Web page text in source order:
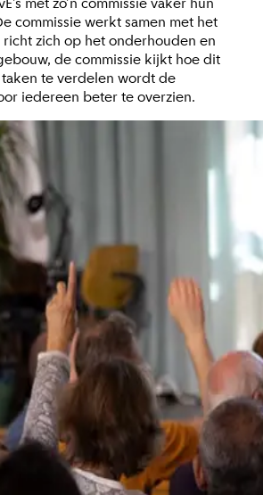
commissie werkt samen met het
zich op het onderhouden en
de commissie kijkt hoe dit
te verdelen wordt de
iedereen beter te overzien.